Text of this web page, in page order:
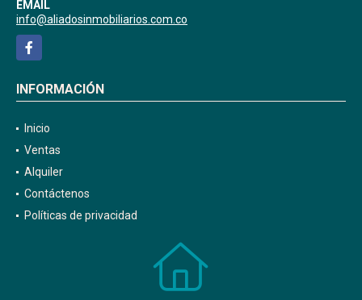
EMAIL
info@aliadosinmobiliarios.com.co
Facebook
INFORMACIÓN
Inicio
Ventas
Alquiler
Contáctenos
Políticas de privacidad